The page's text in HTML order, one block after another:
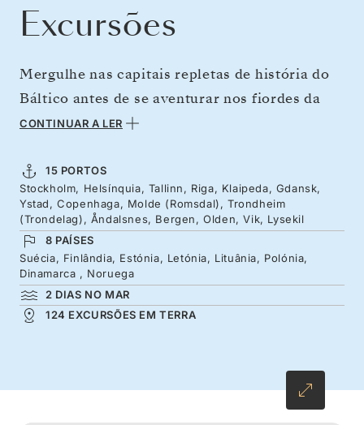
Excursões
Mergulhe nas capitais repletas de história do
Báltico antes de se aventurar nos fiordes da
Noruega, numa grande viagem pelo norte da
Riga e Gdansk, explore séculos de herança
marítima, grandes praças e monumentos reais.
De seguida, a partir de Copenhaga, entre no
reino de beleza selvagem da Noruega – os cais
coloridos de Bergen e os fiordes emoldurados
por glaciares, picos majestosos e paisagens
protegidas pela UNESCO.
CONTINUAR A LER
15 PORTOS
Stockholm, Helsínquia, Tallinn, Riga, Klaipeda, Gdansk,
Ystad, Copenhaga, Molde (Romsdal), Trondheim
(Trondelag), Åndalsnes, Bergen, Olden, Vik, Lysekil
8 PAÍSES
Suécia, Finlândia, Estónia, Letónia, Lituânia, Polónia,
Dinamarca , Noruega
2 DIAS NO MAR
124 EXCURSÕES EM TERRA